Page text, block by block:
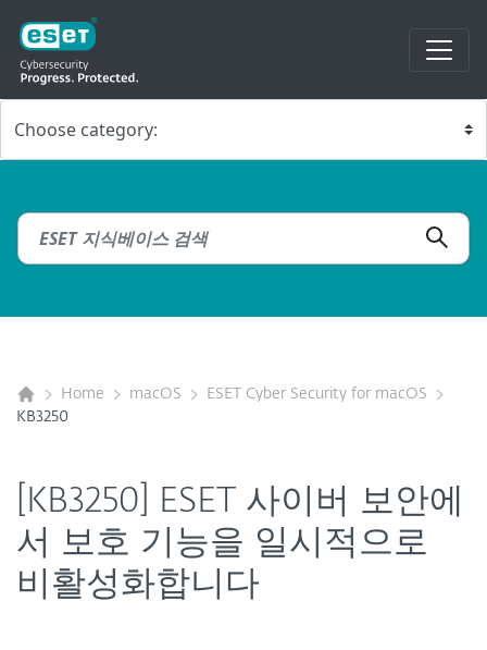
Home macOS
ESET Cyber Security for macOS
KB3250
[KB3250] ESET 사이버 보안에
서 보호 기능을 일시적으로
비활성화합니다